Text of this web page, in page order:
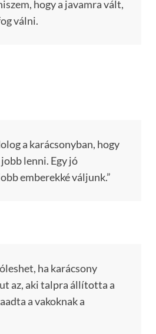
hogy a javamra vált,
válni.
a karácsonyban, hogy
lenni. Egy jó
emberekké váljunk.”
ha karácsony
az, aki talpra állította a
a vakoknak a